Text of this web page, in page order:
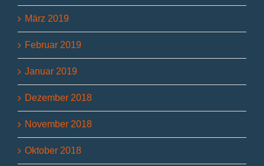
März 2019
Februar 2019
Januar 2019
Dezember 2018
November 2018
Oktober 2018